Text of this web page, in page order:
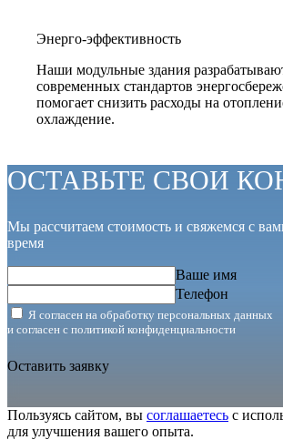
Энерго-эффективность
Наши модульные здания
современных стандартов
помогает снизить расходы на
охлаждение.
ОСТАВЬТЕ СВОИ
Мы рассчитаем стоимость и свяжемся с
время
Ваше имя
Телефон
Я согласен на обработку персональных данных
и согласен с политикой конфиденциальности
Оставить заявку
Пользуясь сайтом, вы соглашаетесь с
для улучшения вашего опыта.